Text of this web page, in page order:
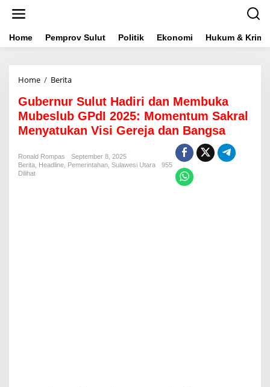
t
Home Pemprov Sulut Politik Ekonomi Hukum &
Home / Berita
b
e
r
n
r
S
Gubernur Sulut Hadiri dan Membuka
Mubeslub GPdI 2025: Momentum Sakral
Menyatukan Visi Gereja dan Bangsa
Ronald Rompas
September 8, 2025
Berita Headline Pemerintahan Sulawesi Utara
955
Dilihat